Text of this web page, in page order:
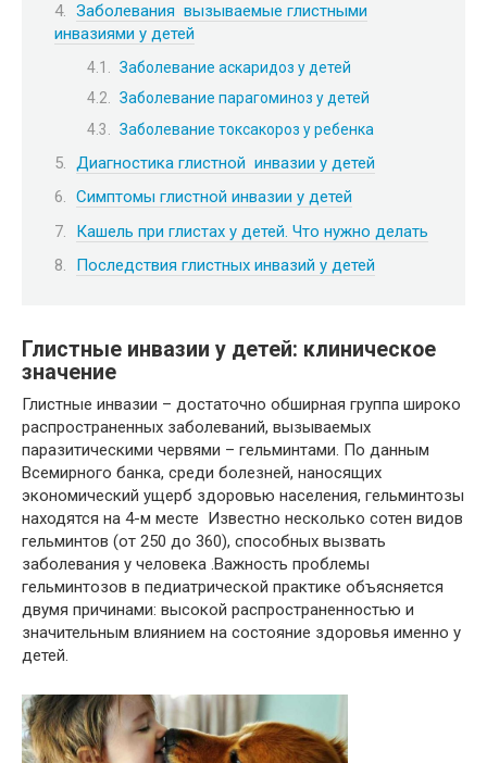
Заболевания вызываемые глистными
инвазиями у детей
Заболевание аскаридоз у детей
Заболевание парагоминоз у детей
Заболевание токсакороз у ребенка
Диагностика глистной инвазии у детей
Симптомы глистной инвазии у детей
Кашель при глистах у детей. Что нужно делать
Последствия глистных инвазий у детей
Глистные инвазии у детей: клиническое
значение
Глистные инвазии – достаточно обширная группа широко
распространенных заболеваний, вызываемых
паразитическими червями – гельминтами. По данным
Всемирного банка, среди болезней, наносящих
экономический ущерб здоровью населения, гельминтозы
находятся на 4-м месте Известно несколько сотен видов
гельминтов (от 250 до 360), способных вызвать
заболевания у человека .Важность проблемы
гельминтозов в педиатрической практике объясняется
двумя причинами: высокой распространенностью и
значительным влиянием на состояние здоровья именно у
детей.